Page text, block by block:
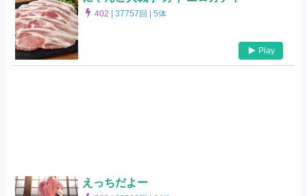
402 |37757回 |5体
Play
えっちだよー